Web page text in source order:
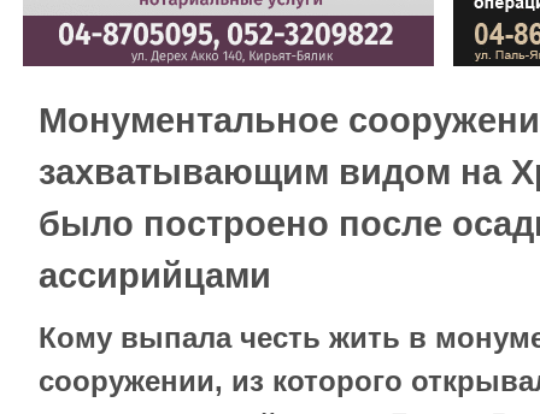
Монументальное
захватывающим видом на
было построено после
ассирийцами
Кому выпала честь жить в
сооружении, из которого